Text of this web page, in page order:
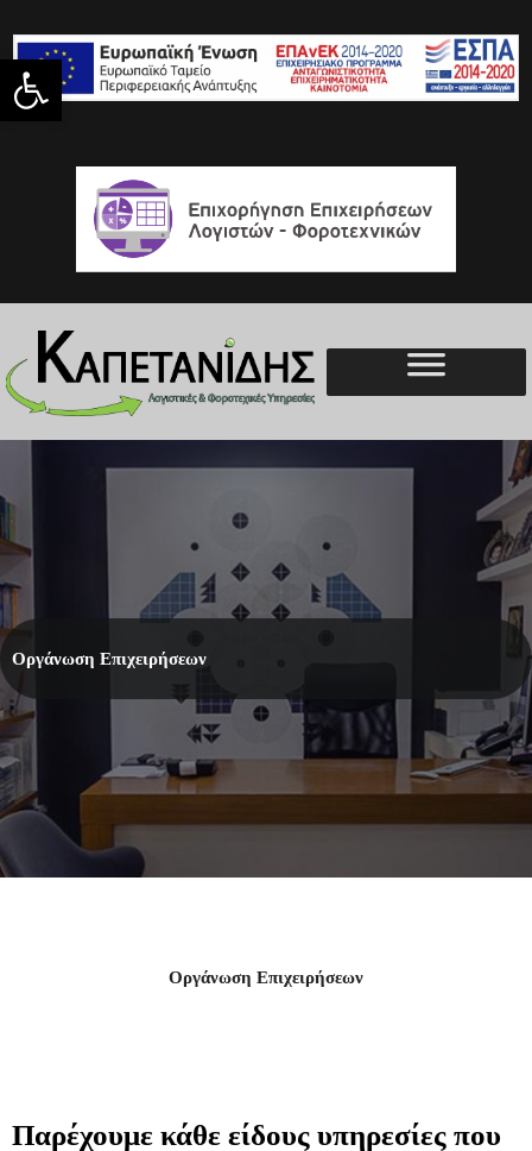
Ανοίξτε τη γραμμή εργαλείων
Οργάνωση Επιχειρήσεων
Οργάνωση Επιχειρήσεων
Παρέχουμε κάθε είδους υπηρεσίες που